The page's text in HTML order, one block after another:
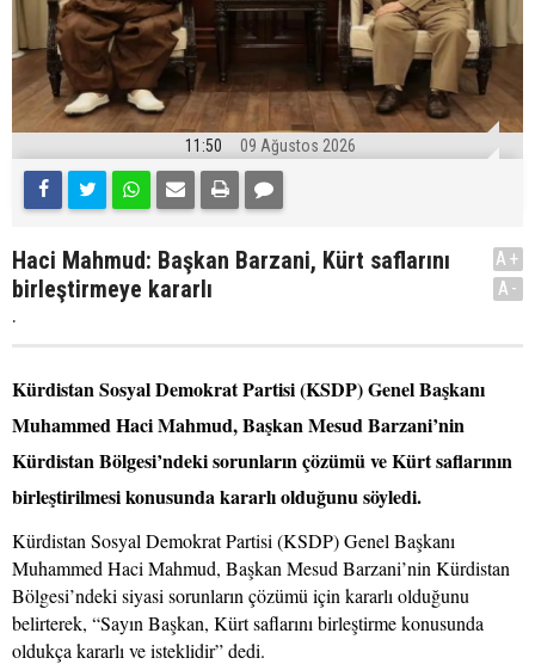
11:50 09 Ağustos 2026
Haci Mahmud: Başkan Barzani, Kürt saflarını
birleştirmeye kararlı
.
A+
A-
Kürdistan Sosyal Demokrat Partisi (KSDP) Genel Başkanı
Muhammed Haci Mahmud, Başkan Mesud Barzani’nin
Kürdistan Bölgesi’ndeki sorunların çözümü ve Kürt saflarının
birleştirilmesi konusunda kararlı olduğunu söyledi.
Kürdistan Sosyal Demokrat Partisi (KSDP) Genel Başkanı
Muhammed Haci Mahmud, Başkan Mesud Barzani’nin Kürdistan
Bölgesi’ndeki siyasi sorunların çözümü için kararlı olduğunu
belirterek, “Sayın Başkan, Kürt saflarını birleştirme konusunda
oldukça kararlı ve isteklidir” dedi.